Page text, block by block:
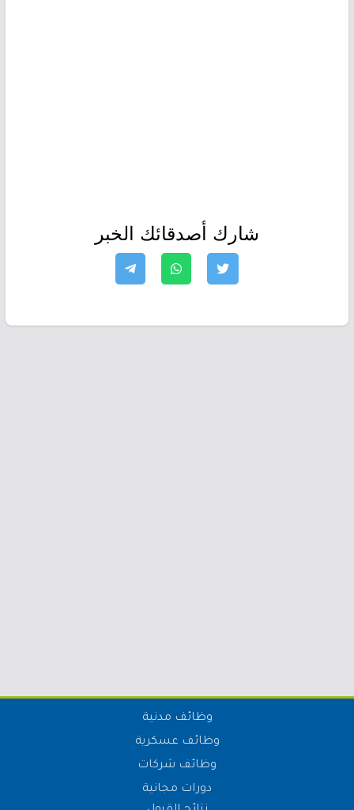
شارك أصدقائك الخبر
وظائف مدنية
وظائف عسكرية
وظائف شركات
دورات مجانية